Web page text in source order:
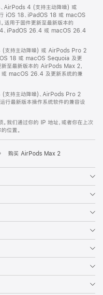
AirPods 4 (支持主动降噪) 或
iOS 18、iPadOS 18 或 macOS
适用于固件更新至最新版本的
、iPadOS 26.4 或 macOS 26.4
(支持主动降噪) 或 AirPods Pro 2
18 或 macOS Sequoia 及更
新至最新版本的 AirPods Max 2，
macOS 26.4 及更新系统的兼
(支持主动降噪)、AirPods Pro 2
行最新版本操作系统软件的兼容设
我们通过你的 IP 地址，或者你在上次
位置。
购买 AirPods Max 2